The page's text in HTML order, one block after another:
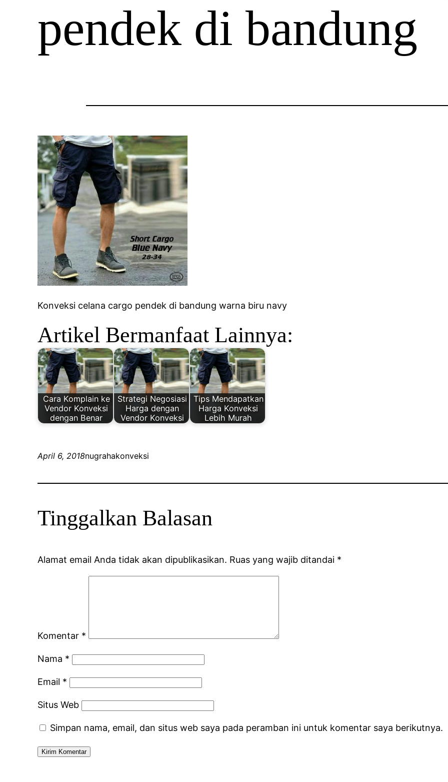
pendek di bandung
Konveksi celana cargo pendek di bandung warna biru navy
Artikel Bermanfaat Lainnya:
Cara Komplain ke
Vendor Konveksi
dengan Benar
Strategi Negosiasi
Harga dengan
Vendor Konveksi
Tips Mendapatkan
Harga Konveksi
Lebih Murah
April 6, 2018nugrahakonveksi
Tinggalkan Balasan
Alamat email Anda tidak akan dipublikasikan. Ruas yang wajib ditandai *
Komentar *
Nama *
Email *
Situs Web
Simpan nama, email, dan situs web saya pada peramban ini untuk komentar saya berikutnya.